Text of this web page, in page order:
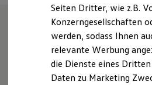
ID. Software
Digitale Extras
Schnittstellen zu
Hybridautos
Marke und Erlebnis
Volkswagen R und R
R-Modelle
Unsere
Überblick
Seiten Dritter, wie z.B.
Konzerngesellschaften
werden, sodass Ihnen
relevante Werbung
die Dienste eines
Daten zu Marketing